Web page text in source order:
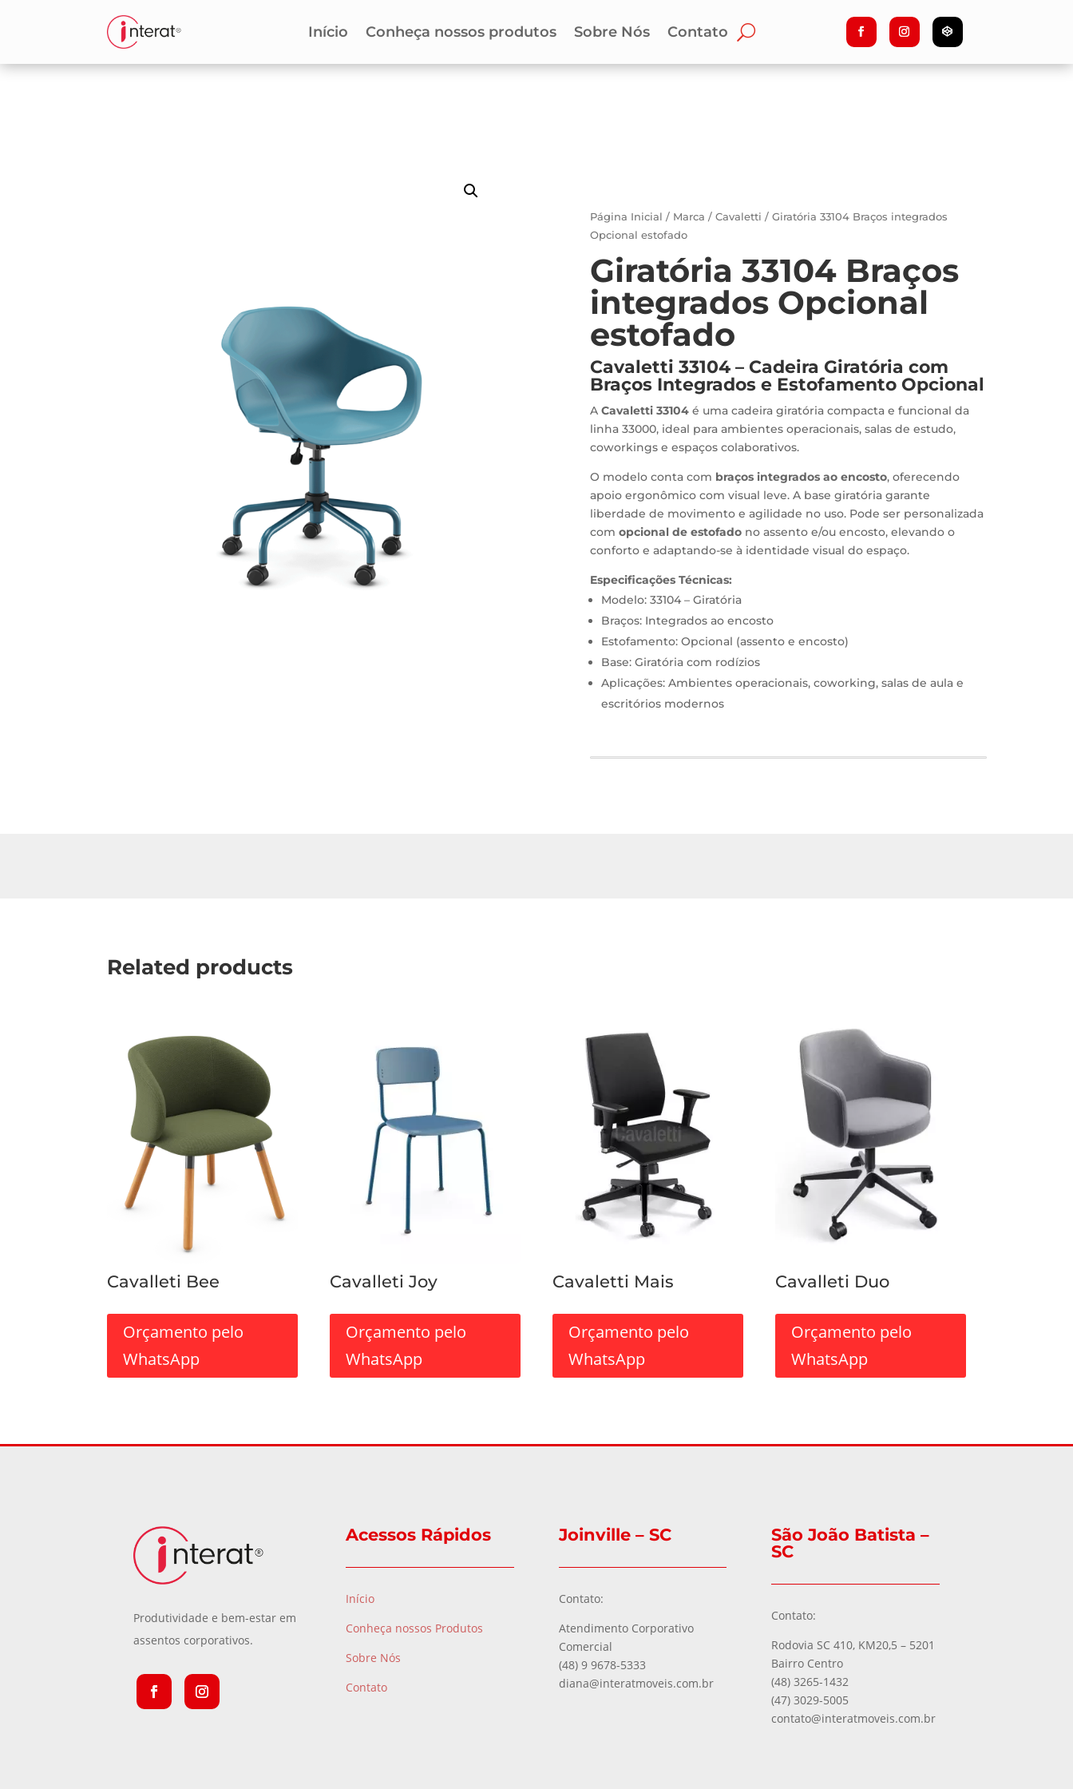
Início Conheça nossos produtos Sobre Nós Contato
Página Inicial / Marca /Cavaletti / Giratória 33104 Braços integrados
Opcional estofado
Giratória 33104 Braços
integrados Opcional
estofado
Cavaletti 33104 – Cadeira Giratória com
Braços Integrados e Estofamento Opcional
ACavaletti 33104 é uma cadeira giratória compacta e funcional da
linha 33000, ideal para ambientes operacionais, salas de estudo,
coworkings e espaços colaborativos.
O modelo conta com braços integrados ao encosto, oferecendo
apoio ergonômico com visual leve. A base giratória garante
liberdade de movimento e agilidade no uso. Pode ser personalizada
comopcional de estofado no assento e/ou encosto, elevando o
conforto e adaptando-se à identidade visual do espaço.
Especificações Técnicas:
Modelo: 33104 – Giratória
Braços: Integrados ao encosto
Estofamento: Opcional (assento e encosto)
Base: Giratória com rodízios
Aplicações: Ambientes operacionais, coworking, salas de aula e
escritórios modernos
Related products
Cavalleti Bee
Orçamento pelo
WhatsApp
Cavalleti Joy
Orçamento pelo
WhatsApp
Cavaletti Mais
Orçamento pelo
WhatsApp
Cavalleti Duo
Orçamento pelo
WhatsApp
Produtividade e bem-estar em
assentos corporativos.
Acessos Rápidos
Início
Conheça nossos Produtos
Sobre Nós
Contato
Joinville – SC
Contato:
Atendimento Corporativo
Comercial
(48) 9 9678-5333
diana@interatmoveis.com.br
São João Batista –
SC
Contato:
Rodovia SC 410, KM20,5 – 5201
Bairro Centro
(48) 3265-1432
(47) 3029-5005
contato@interatmoveis.com.br